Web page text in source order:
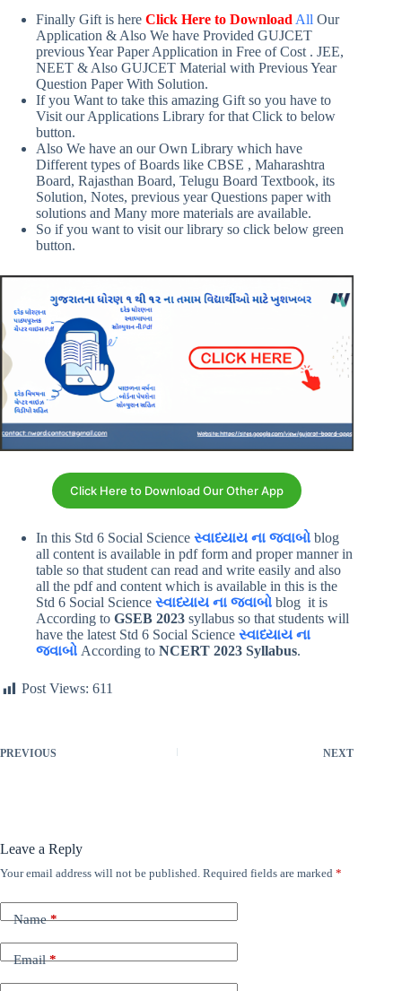
Finally Gift is here Click Here to DownloadAll Our
Application & Also We have Provided GUJCET
previous Year Paper Application in Free of Cost . JEE,
NEET & Also GUJCET Material with Previous Year
Question Paper With Solution.
If you Want to take this amazing Gift so you have to
Visit our Applications Library for that Click to below
button.
Also We have an our Own Library which have
Different types of Boards like CBSE , Maharashtra
Board, Rajasthan Board, Telugu Board Textbook, its
Solution, Notes, previous year Questions paper with
solutions and Many more materials are available.
So if you want to visit our library so click below green
button.
Click Here to Download Our Other App
In this Std 6 Social Science સ્વાધ્યાય ના જવાબો blog
all content is available in pdf form and proper manner in
table so that student can read and write easily and also
all the pdf and content which is available in this is the
Std 6 Social Science સ્વાધ્યાય ના જવાબો blog it is
According to GSEB 2023 syllabus so that students will
have the latest Std 6 Social Science સ્વાધ્યાય ના
જવાબો According to NCERT 2023 Syllabus.
Post Views: 611
PREVIOUS NEXT
Leave a Reply
Your email address will not be published. Required fields are marked *
Name*
Email*